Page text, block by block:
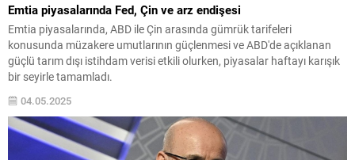
Emtia piyasalarında Fed, Çin ve arz endişesi
Emtia piyasalarında, ABD ile Çin arasında gümrük tarifeleri
konusunda müzakere umutlarının güçlenmesi ve ABD'de açıklanan
güçlü tarım dışı istihdam verisi etkili olurken, piyasalar haftayı karışık
bir seyirle tamamladı.
04.05.2025